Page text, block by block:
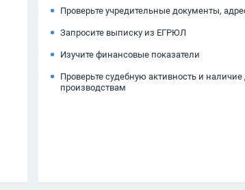
Проверьте учредительные документы,
Запросите выписку из ЕГРЮЛ
Изучите финансовые показатели
Проверьте судебную активность и
производствам